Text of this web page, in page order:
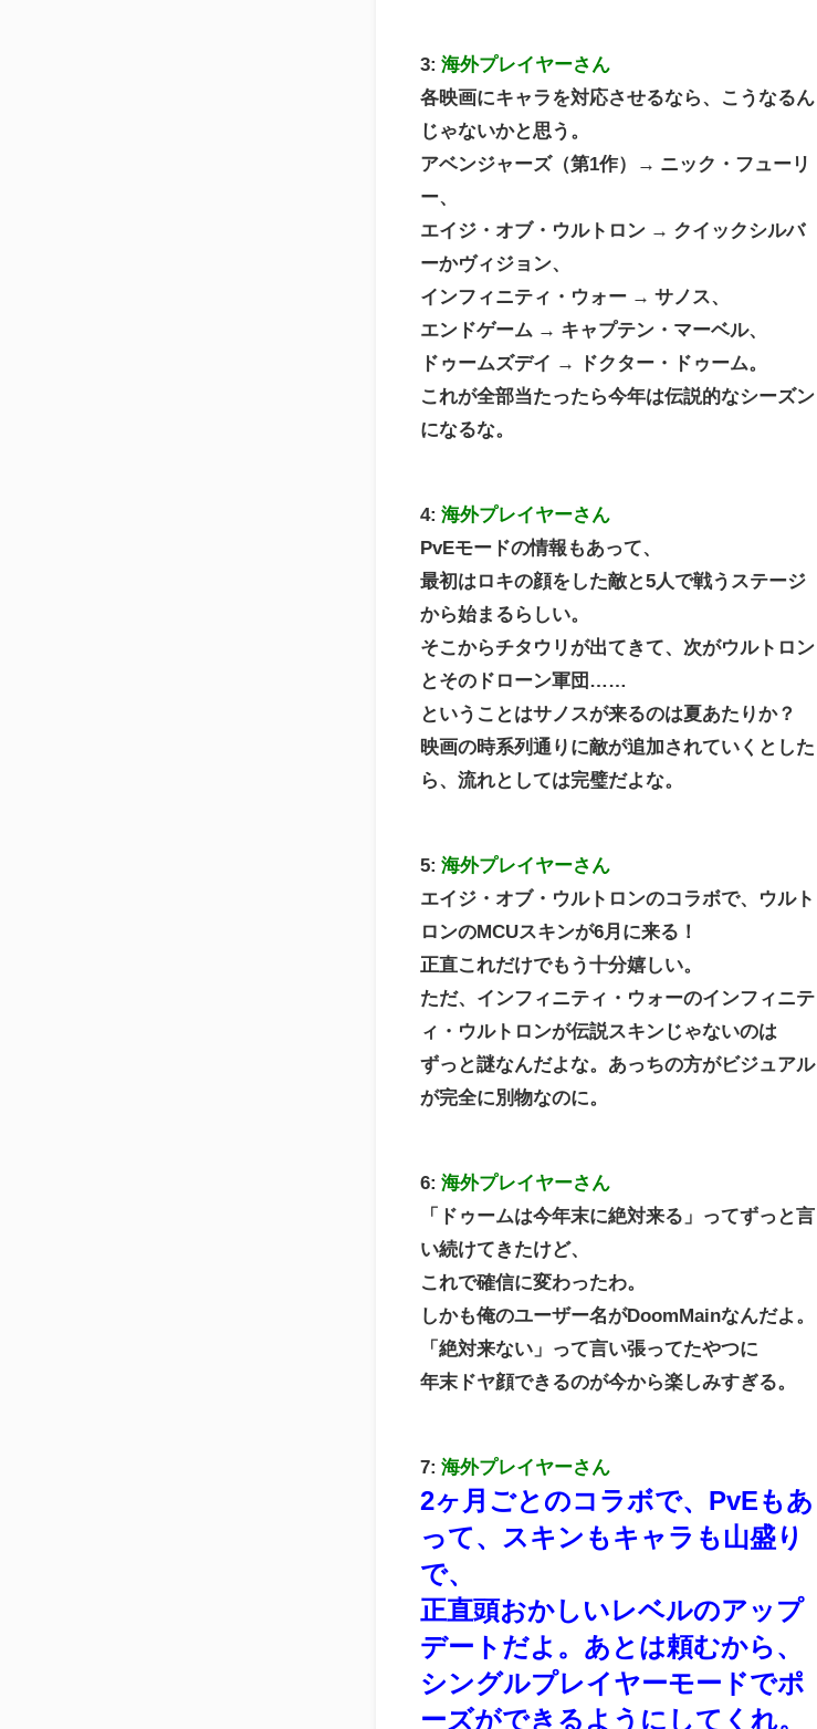
3: 海外プレイヤーさん
各映画にキャラを対応させるなら、こうなるん
じゃないかと思う。
アベンジャーズ（第1作）→ ニック・フューリ
ー、
エイジ・オブ・ウルトロン → クイックシルバ
ーかヴィジョン、
インフィニティ・ウォー → サノス、
エンドゲーム → キャプテン・マーベル、
ドゥームズデイ → ドクター・ドゥーム。
これが全部当たったら今年は伝説的なシーズン
になるな。
4: 海外プレイヤーさん
PvEモードの情報もあって、
最初はロキの顔をした敵と5人で戦うステージ
から始まるらしい。
そこからチタウリが出てきて、次がウルトロン
とそのドローン軍団……
ということはサノスが来るのは夏あたりか？
映画の時系列通りに敵が追加されていくとした
ら、流れとしては完璧だよな。
5: 海外プレイヤーさん
エイジ・オブ・ウルトロンのコラボで、ウルト
ロンのMCUスキンが6月に来る！
正直これだけでもう十分嬉しい。
ただ、インフィニティ・ウォーのインフィニテ
ィ・ウルトロンが伝説スキンじゃないのは
ずっと謎なんだよな。あっちの方がビジュアル
が完全に別物なのに。
6: 海外プレイヤーさん
「ドゥームは今年末に絶対来る」ってずっと言
い続けてきたけど、
これで確信に変わったわ。
しかも俺のユーザー名がDoomMainなんだよ。
「絶対来ない」って言い張ってたやつに
年末ドヤ顔できるのが今から楽しみすぎる。
7: 海外プレイヤーさん
2ヶ月ごとのコラボで、PvEもあ
って、スキンもキャラも山盛り
で、
正直頭おかしいレベルのアップ
デートだよ。 あとは頼むから、
シングルプレイヤーモードでポ
ーズができるようにしてくれ。